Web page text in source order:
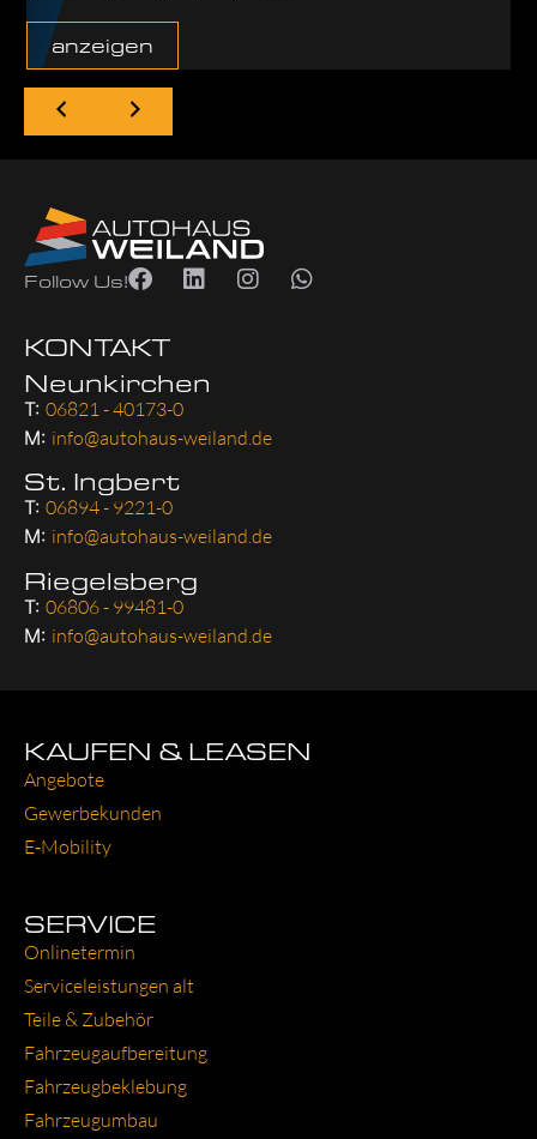
anzeigen
Follow Us!
KONTAKT
Neunkirchen
T: 06821 - 40173-0
M: info@autohaus-weiland.de
St. Ingbert
T: 06894 - 9221-0
M: info@autohaus-weiland.de
Riegelsberg
T: 06806 - 99481-0
M: info@autohaus-weiland.de
KAUFEN & LEASEN
Ange­bo­te
Gewer­be­kun­den
E‑Mobility
SERVICE
Online­ter­min
Ser­vice­leis­tun­gen alt
Tei­le & Zube­hör
Fahr­zeug­auf­be­rei­tung
Fahr­zeug­be­kle­bung
Fahr­zeug­um­bau